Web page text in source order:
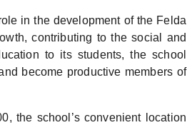
in the development of the Felda
contributing to the social and
to its students, the school
become productive members of
the school’s convenient location